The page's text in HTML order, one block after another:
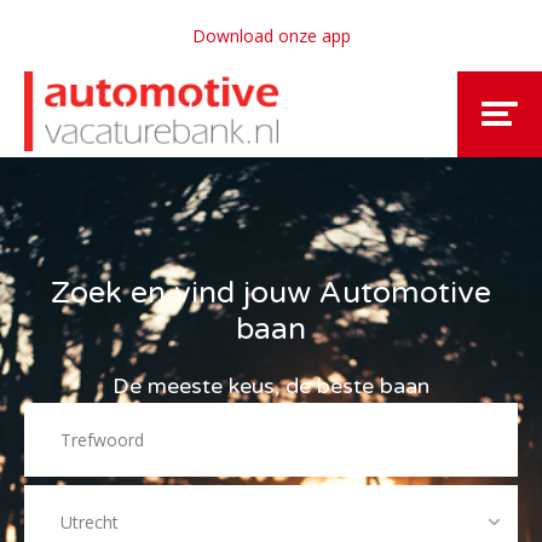
Download onze app
Zoek en vind jouw Automotive
baan
De meeste keus, de beste baan